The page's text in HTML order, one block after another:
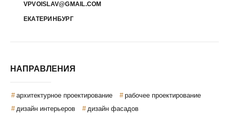
VPVOISLAV@GMAIL.COM
ЕКАТЕРИНБУРГ
НАПРАВЛЕНИЯ
архитектурное проектирование
рабочее проектирование
дизайн интерьеров
дизайн фасадов